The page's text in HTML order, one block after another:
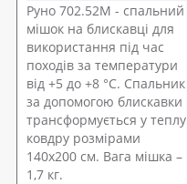
Руно 702.52M - спальний
мішок на блискавці для
використання під час
походів за температури
від +5 до +8 °C. Спальник
за допомогою блискавки
трансформується у теплу
ковдру розмірами
140х200 см. Вага мішка –
1,7 кг.